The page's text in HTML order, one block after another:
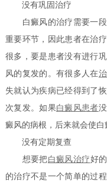
没有巩固治疗
白癜风的治疗需要一段
重要环节，因此患者在治
很多，要是患者没有进行
风的复发的。有很多人在
失就认为疾病已经得到了
次复发。如果白癜风患者
癜风的病根，后来就会使白
没有定期复查
想要把白癜风治疗好
的治疗不是一个简单的过